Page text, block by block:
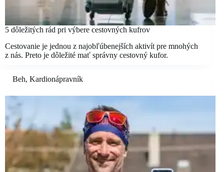
5 dôležitých rád pri výbere cestovných kufrov
Cestovanie je jednou z najobľúbenejších aktivít pre mnohých
z nás. Preto je dôležité mať správny cestovný kufor.
Beh, Kardionápravník